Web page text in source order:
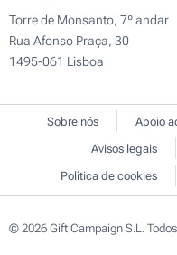
Torre de Monsanto, 7º andar
Rua Afonso Praça, 30
1495-061 Lisboa
Sobre nós Apoio
Avisos legais
Política de cookies
© 2026 Gift Campaign S.L.